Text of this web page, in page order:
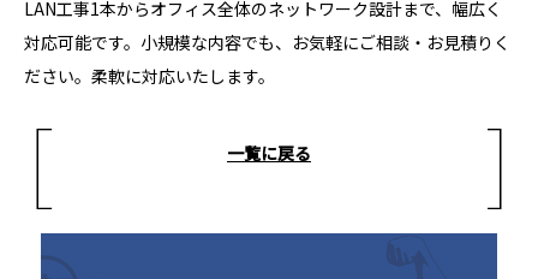
LAN工事1本からオフィス全体のネットワーク設計まで、幅広く
対応可能です。小規模な内容でも、お気軽にご相談・お見積りく
ださい。柔軟に対応いたします。
一覧に戻る